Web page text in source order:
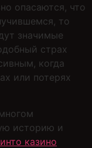
опасаются, что
то
значимые
страх
когда
или потерях
историю и
казино